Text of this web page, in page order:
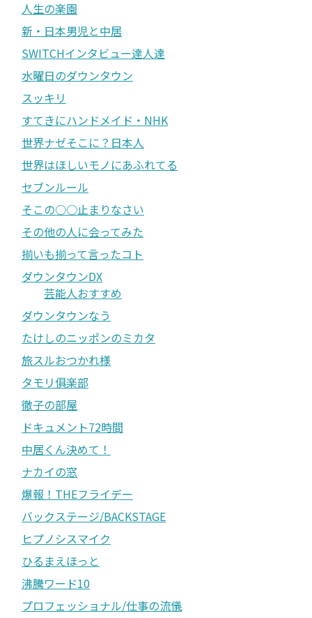
人生の楽園
新・日本男児と中居
SWITCHインタビュー達人達
水曜日のダウンタウン
スッキリ
すてきにハンドメイド・NHK
世界ナゼそこに？日本人
世界はほしいモノにあふれてる
セブンルール
そこの○○止まりなさい
その他の人に会ってみた
揃いも揃って言ったコト
ダウンタウンDX
芸能人おすすめ
ダウンタウンなう
たけしのニッポンのミカタ
旅スルおつかれ様
タモリ俱楽部
徹子の部屋
ドキュメント72時間
中居くん決めて！
ナカイの窓
爆報！THEフライデー
バックステージ/BACKSTAGE
ヒプノシスマイク
ひるまえほっと
沸騰ワード10
プロフェッショナル/仕事の流儀